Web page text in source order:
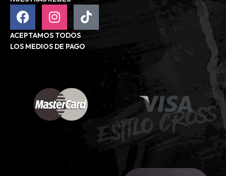
ACEPTAMOS TODOS
LOS MEDIOS DE PAGO